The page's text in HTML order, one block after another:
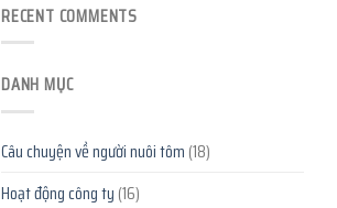
RECENT COMMENTS
DANH MỤC
Câu chuyện về người nuôi tôm (18)
Hoạt động công ty (16)